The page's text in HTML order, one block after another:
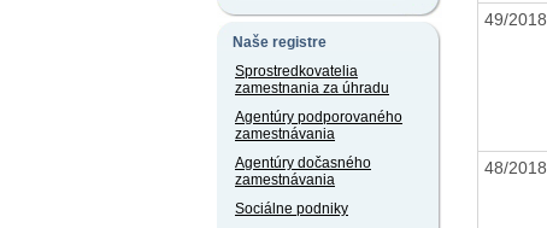
Naše registre
Sprostredkovatelia
zamestnania za úhradu
Agentúry podporovaného
zamestnávania
Agentúry dočasného
zamestnávania
Sociálne podniky
49/2018
48/2018